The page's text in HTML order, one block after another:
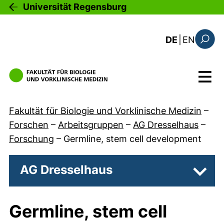
Direkt zum Inhalt
Universität Regensburg
DE EN: the
Menü
Fakultät für Biologie und Vorklinische Medizin –
Forschen – Arbeitsgruppen – AG Dresselhaus –
Forschung – Germline, stem cell development
AG Dresselhaus
Germline, stem cell